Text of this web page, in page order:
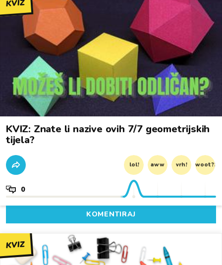
KVIZ
KVIZ: Znate li nazive ovih 7/7 geometrijskih
tijela?
lol! aww vrh! woot?!
0
KOMENTIRAJ
KVIZ